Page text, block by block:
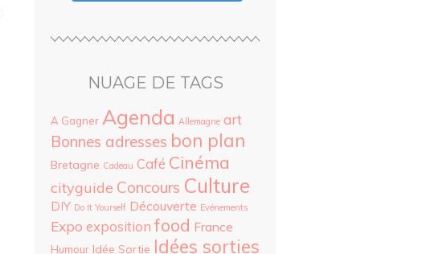
NUAGE DE TAGS
A Gagner Agenda Allemagne art
Bonnes adresses bon plan
Bretagne Cadeau Café Cinéma
cityguide Concours Culture
DIY Do It Yourself Découverte Evénements
Expo exposition food France
Humour Idée Sortie Idées sorties